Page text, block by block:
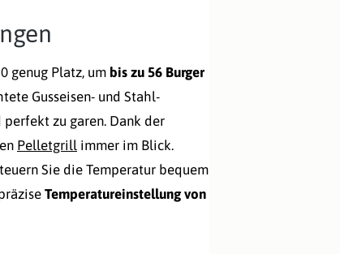
genug Platz, um bis zu 56 Burger
Gusseisen- und Stahl-
zu garen. Dank der
Pelletgrill immer im Blick.
Sie die Temperatur bequem
Temperatureinstellung von